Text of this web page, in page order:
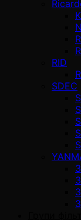
RID
SDEC